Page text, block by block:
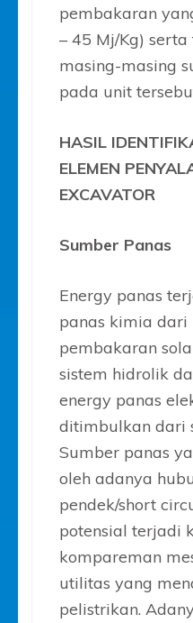
pembakaran
– 45 Mj/Kg)
masing-masing
pada unit
HASIL
ELEMEN
EXCAVATOR
Sumber Panas
Energy panas
panas kimia dari
pembakaran
sistem hidrolik
energy panas
ditimbulkan dari
Sumber panas
oleh adanya
pendek/short
potensial terjadi
kompareman
utilitas yang
pelistrikan.